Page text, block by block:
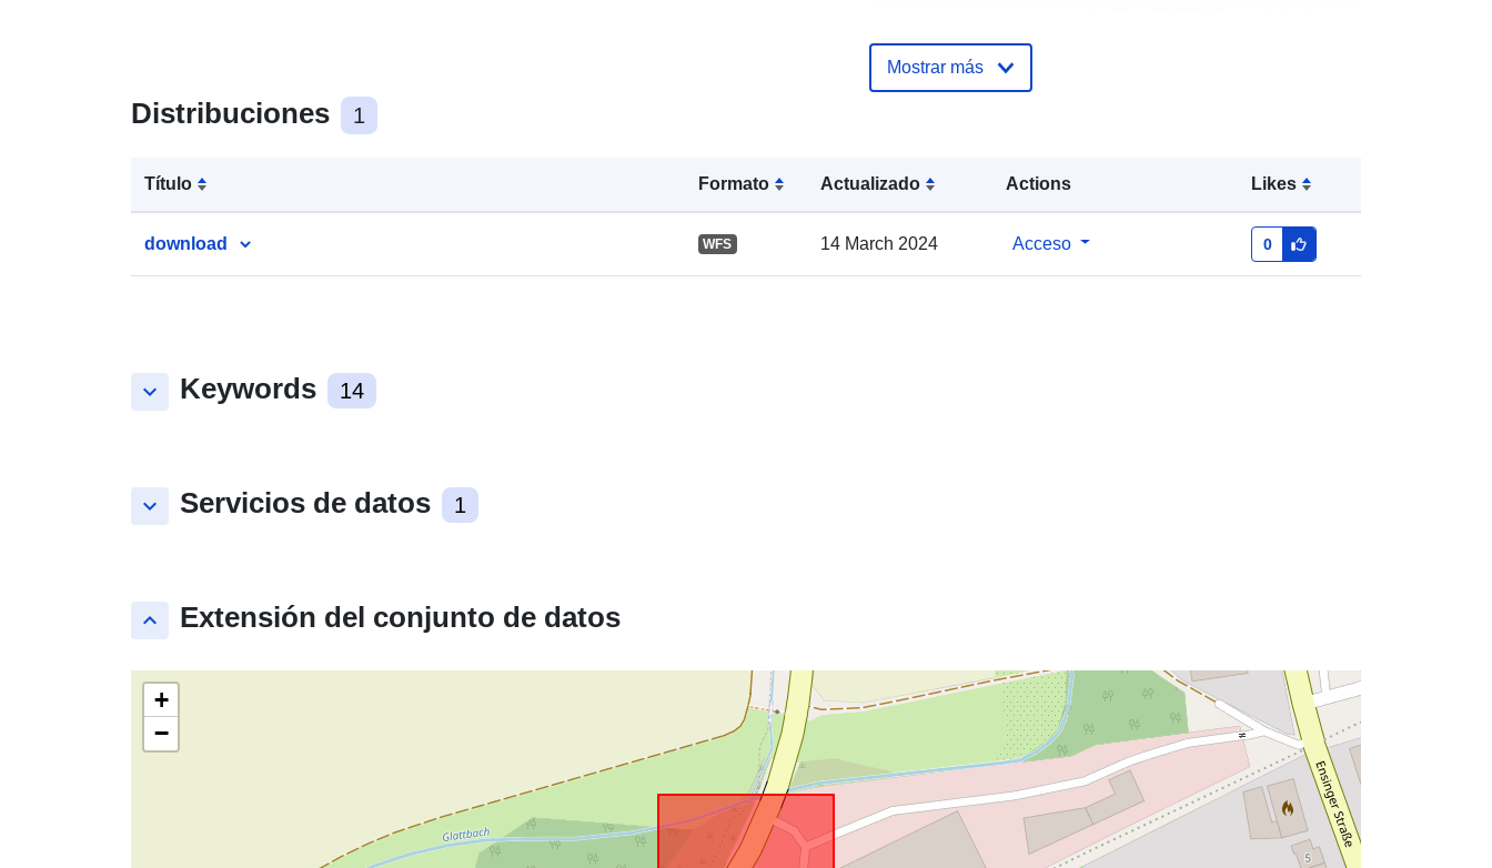
Distribuciones 1
Título Formato Actualizado Actions Likes
download WFS 14 March 2024 Acceso 0
keyboard_arrow_down Keywords 14
keyboard_arrow_down Servicios de datos 1
keyboard_arrow_up Extensión del conjunto de datos
+
−
July 2026
Espacial: Coordenadas:
48.9519663 ], [ 8.9643621,
Mostrar más